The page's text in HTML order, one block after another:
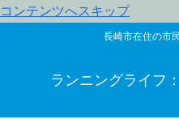
コンテンツへスキップ
長崎市在住の市
ランニングライフ